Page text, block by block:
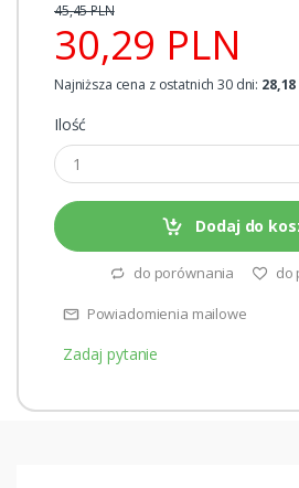
30,29 PLN
45,45 PLN
Najniższa cena z ostatnich 30 dni:
Ilość
Dodaj do
do porównania do
Powiadomienia mailowe
Zadaj pytanie